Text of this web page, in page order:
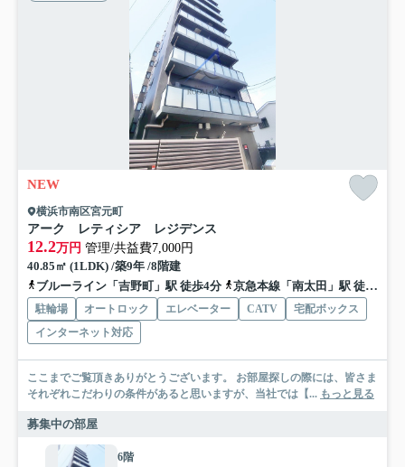
NEW
横浜市南区宮元町
アーク レティシア レジデンス
12.2万円 管理/共益費7,000円
40.85㎡ (1LDK) /築9年 /8階建
ブルーライン「吉野町」駅 徒歩4分
京急本線「南太田」駅 徒歩7分
駐輪場 オートロック エレベーター CATV
宅配ボックス
インターネット対応
ここまでご覧頂きありがとうございます。 お部屋探しの際には、皆さま
それぞれこだわりの条件があると思いますが、当社では【... もっと見る
募集中の部屋
6階